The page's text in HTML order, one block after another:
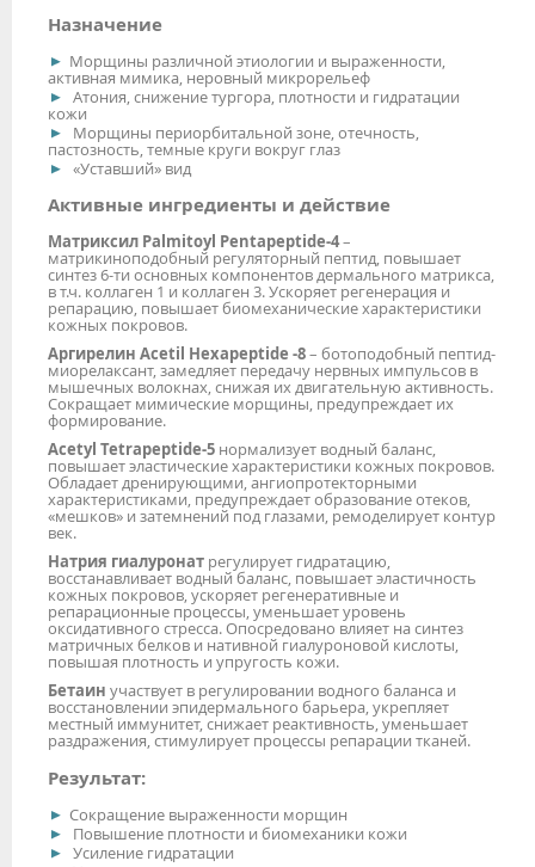
Назначение
Морщины различной этиологии и выраженности,
активная мимика, неровный микрорельеф
Атония, снижение тургора, плотности и гидратации
кожи
Морщины периорбитальной зоне, отечность,
пастозность, темные круги вокруг глаз
«Уставший» вид
Активные ингредиенты и действие
Матриксил Palmitoyl Pentapeptide-4–
матрикиноподобный регуляторный пептид, повышает
синтез 6-ти основных компонентов дермального матрикса,
в т.ч. коллаген 1 и коллаген 3. Ускоряет регенерация и
репарацию, повышает биомеханические характеристики
кожных покровов.
Аргирелин Acetil Hexapeptide -8– ботоподобный пептид-
миорелаксант, замедляет передачу нервных импульсов в
мышечных волокнах, снижая их двигательную активность.
Сокращает мимические морщины, предупреждает их
формирование.
Acetyl Tetrapeptide-5 нормализует водный баланс,
повышает эластические характеристики кожных покровов.
Обладает дренирующими, ангиопротекторными
характеристиками, предупреждает образование отеков,
«мешков» и затемнений под глазами, ремоделирует контур
век.
Натрия гиалуронат регулирует гидратацию,
восстанавливает водный баланс, повышает эластичность
кожных покровов, ускоряет регенеративные и
репарационные процессы, уменьшает уровень
оксидативного стресса. Опосредовано влияет на синтез
матричных белков и нативной гиалуроновой кислоты,
повышая плотность и упругость кожи.
Бетаин участвует в регулировании водного баланса и
восстановлении эпидермального барьера, укрепляет
местный иммунитет, снижает реактивность, уменьшает
раздражения, стимулирует процессы репарации тканей.
Результат:
Сокращение выраженности морщин
Повышение плотности и биомеханики кожи
Усиление гидратации